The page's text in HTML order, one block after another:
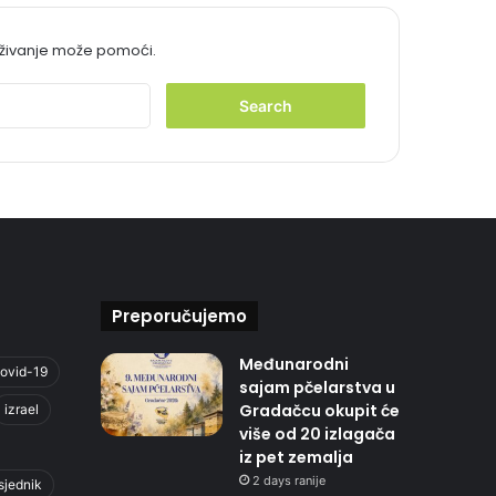
može pomoći.
r
19
izrael
Preporučujemo
Međunarodni
sajam pčelarstva u
Gradačcu okupit će
više od 20 izlagača
iz pet zemalja
2 days ranije